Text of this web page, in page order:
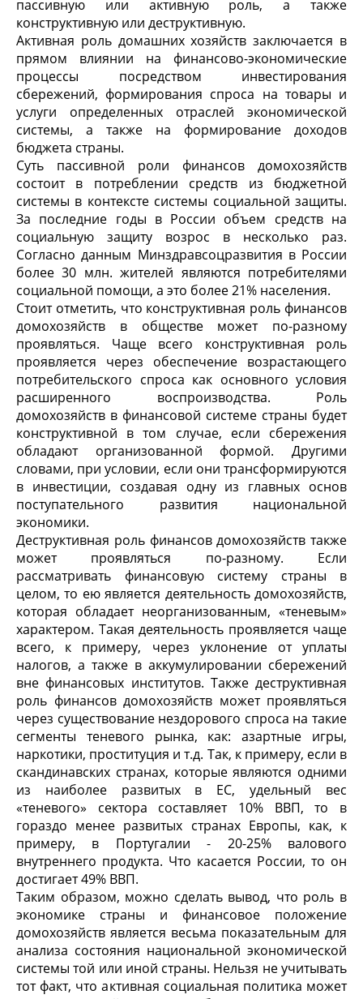
пассивную или активную роль, а также
конструктивную или деструктивную.
Активная роль домашних хозяйств заключается в
прямом влиянии на финансово-экономические
процессы посредством инвестирования
сбережений, формирования спроса на товары и
услуги определенных отраслей экономической
системы, а также на формирование доходов
бюджета страны.
Суть пассивной роли финансов домохозяйств
состоит в потреблении средств из бюджетной
системы в контексте системы социальной защиты.
За последние годы в России объем средств на
социальную защиту возрос в несколько раз.
Согласно данным Минздравсоцразвития в России
более 30 млн. жителей являются потребителями
социальной помощи, а это более 21% населения.
Стоит отметить, что конструктивная роль финансов
домохозяйств в обществе может по-разному
проявляться. Чаще всего конструктивная роль
проявляется через обеспечение возрастающего
потребительского спроса как основного условия
расширенного воспроизводства. Роль
домохозяйств в финансовой системе страны будет
конструктивной в том случае, если сбережения
обладают организованной формой. Другими
словами, при условии, если они трансформируются
в инвестиции, создавая одну из главных основ
поступательного развития национальной
экономики.
Деструктивная роль финансов домохозяйств также
может проявляться по-разному. Если
рассматривать финансовую систему страны в
целом, то ею является деятельность домохозяйств,
которая обладает неорганизованным, «теневым»
характером. Такая деятельность проявляется чаще
всего, к примеру, через уклонение от уплаты
налогов, а также в аккумулировании сбережений
вне финансовых институтов. Также деструктивная
роль финансов домохозяйств может проявляться
через существование нездорового спроса на такие
сегменты теневого рынка, как: азартные игры,
наркотики, проституция и т.д. Так, к примеру, если в
скандинавских странах, которые являются одними
из наиболее развитых в ЕС, удельный вес
«теневого» сектора составляет 10% ВВП, то в
гораздо менее развитых странах Европы, как, к
примеру, в Португалии - 20-25% валового
внутреннего продукта. Что касается России, то он
достигает 49% ВВП.
Таким образом, можно сделать вывод, что роль в
экономике страны и финансовое положение
домохозяйств является весьма показательным для
анализа состояния национальной экономической
системы той или иной страны. Нельзя не учитывать
тот факт, что активная социальная политика может